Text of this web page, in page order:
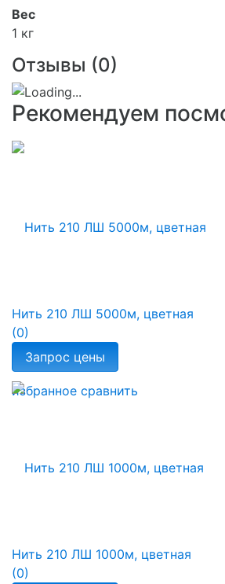
Вес
1 кг
Отзывы (0)
Рекомендуем
избранное сравнить
Нить 210 ЛШ 5000м, цветная
(0)
Нить 210 ЛШ 1000м, цветная
(0)